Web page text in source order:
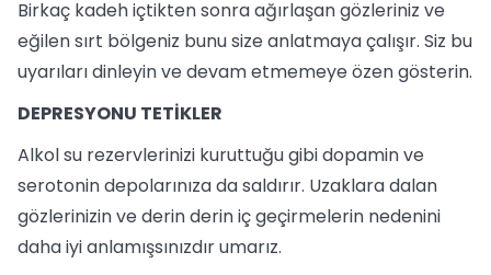
Birkaç kadeh içtikten sonra ağırlaşan gözleriniz ve
eğilen sırt bölgeniz bunu size anlatmaya çalışır. Siz bu
uyarıları dinleyin ve devam etmemeye özen gösterin.
DEPRESYONU TETİKLER
Alkol su rezervlerinizi kuruttuğu gibi dopamin ve
serotonin depolarınıza da saldırır. Uzaklara dalan
gözlerinizin ve derin derin iç geçirmelerin nedenini
daha iyi anlamışsınızdır umarız.